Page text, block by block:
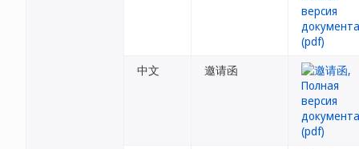
中文 邀请函